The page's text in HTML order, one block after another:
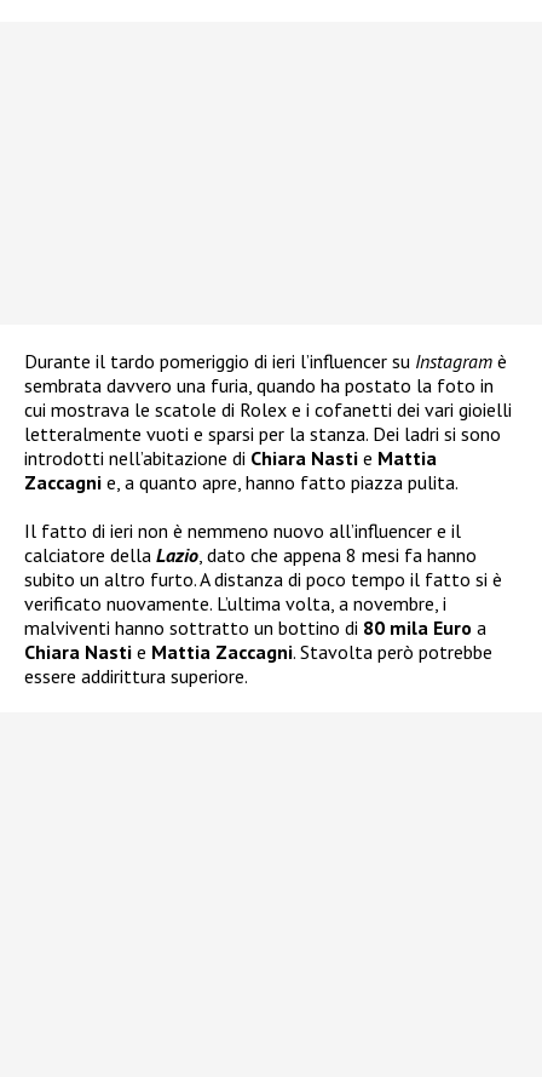
Durante il tardo pomeriggio di ieri l’influencer su Instagram è
sembrata davvero una furia, quando ha postato la foto in
cui mostrava le scatole di Rolex e i cofanetti dei vari gioielli
letteralmente vuoti e sparsi per la stanza. Dei ladri si sono
introdotti nell’abitazione di Chiara Nasti e Mattia
Zaccagni e, a quanto apre, hanno fatto piazza pulita.
Il fatto di ieri non è nemmeno nuovo all’influencer e il
calciatore della Lazio, dato che appena 8 mesi fa hanno
subito un altro furto. A distanza di poco tempo il fatto si è
verificato nuovamente. L’ultima volta, a novembre, i
malviventi hanno sottratto un bottino di 80 mila Euro a
Chiara Nasti e Mattia Zaccagni. Stavolta però potrebbe
essere addirittura superiore.